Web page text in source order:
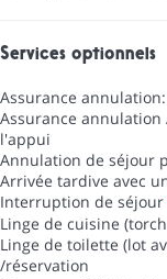
Services optionnels
Assurance
Assurance annulation
l'appui
Annulation de séjour
Arrivée tardive avec
Interruption de séjour
Linge de cuisine
Linge de toilette (lot
/réservation